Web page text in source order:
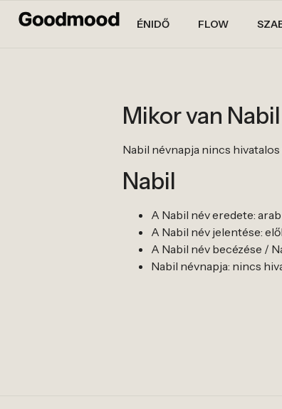
ÉNIDŐ FLOW
Mikor van
Nabil névnapja nincs hivatalos
Nabil
A Nabil név eredete: arab
A Nabil név jelentése:
A Nabil név becézése /
Nabil névnapja: nincs